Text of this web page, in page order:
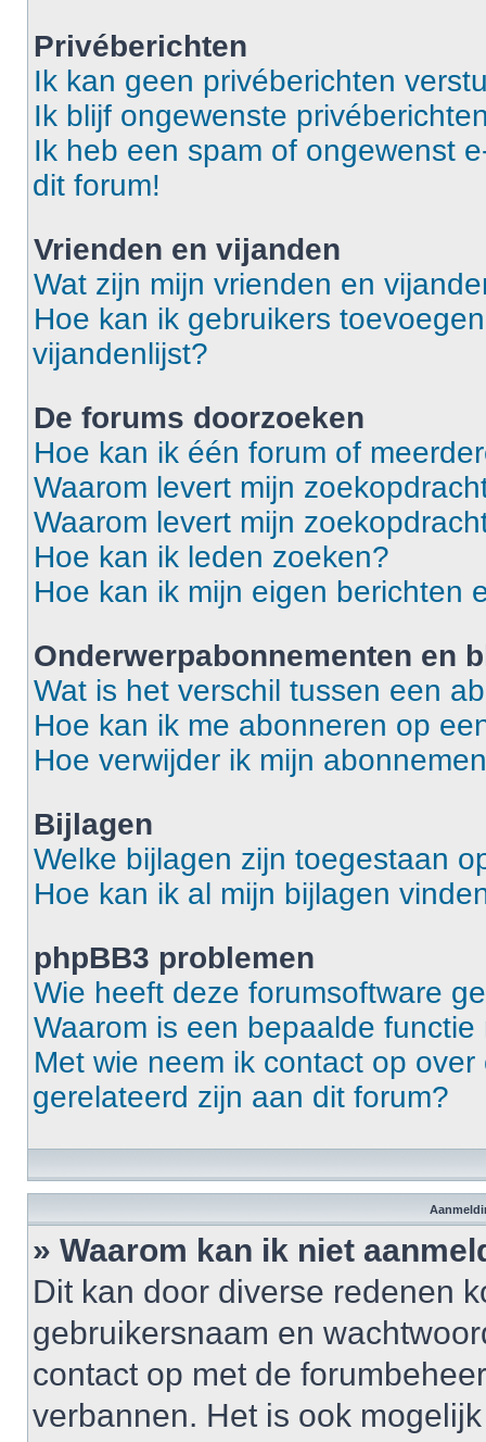
Privéberichten
Ik kan geen privéberichten
Ik blijf ongewenste
Ik heb een spam of ongewenst
dit forum!
Vrienden en vijanden
Wat zijn mijn vrienden en
Hoe kan ik gebruikers
vijandenlijst?
De forums doorzoeken
Hoe kan ik één forum of
Waarom levert mijn
Waarom levert mijn
Hoe kan ik leden zoeken?
Hoe kan ik mijn eigen berichten
Onderwerpabonnementen en
Wat is het verschil tussen een
Hoe kan ik me abonneren op
Hoe verwijder ik mijn
Bijlagen
Welke bijlagen zijn toegestaan
Hoe kan ik al mijn bijlagen
phpBB3 problemen
Wie heeft deze forumsoftware
Waarom is een bepaalde
Met wie neem ik contact op
gerelateerd zijn aan dit forum?
» Waarom kan ik niet
Dit kan door diverse redenen
gebruikersnaam en
contact op met de
verbannen. Het is ook